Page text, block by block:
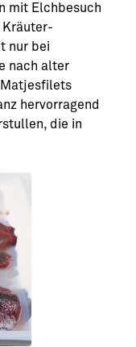
mit Elchbesuch
Kräuter-
nur bei
nach alter
hervorragend
die in